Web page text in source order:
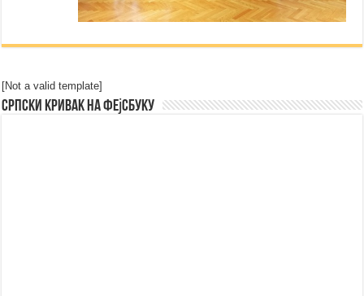
[Not a valid template]
Српски Кривак на Фејсбуку